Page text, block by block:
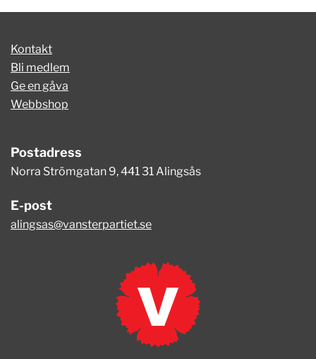
Kontakt
Bli medlem
Ge en gåva
Webbshop
Postadress
Norra Strömgatan 9, 441 31 Alingsås
E-post
alingsas@vansterpartiet.se